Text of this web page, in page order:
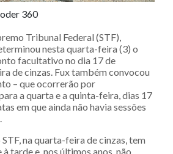
360
Tribunal Federal (STF),
nesta quarta-feira (3) o
facultativo no dia 17 de
de cinzas. Fux também convocou
– que ocorrerão por
a quarta e a quinta-feira, dias 17
em que ainda não havia sessões
na quarta-feira de cinzas, tem
tarde e, nos últimos anos, não